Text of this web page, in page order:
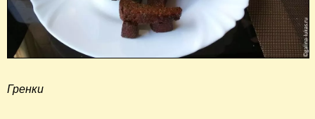
Гренки